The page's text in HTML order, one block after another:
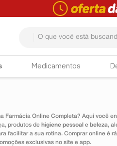
TERMOS MAIS BUSCADOS
3º lenço umedecido
4º tadalafila
Medicamentos
Farmácia Online Completa? Aqui você
produtos de higiene pessoal e beleza,
facilitar a sua rotina. Comprar online é
exclusivas no site e app.